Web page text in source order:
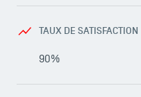
TAUX DE SATISFACTION
90%